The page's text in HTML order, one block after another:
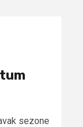
sezone